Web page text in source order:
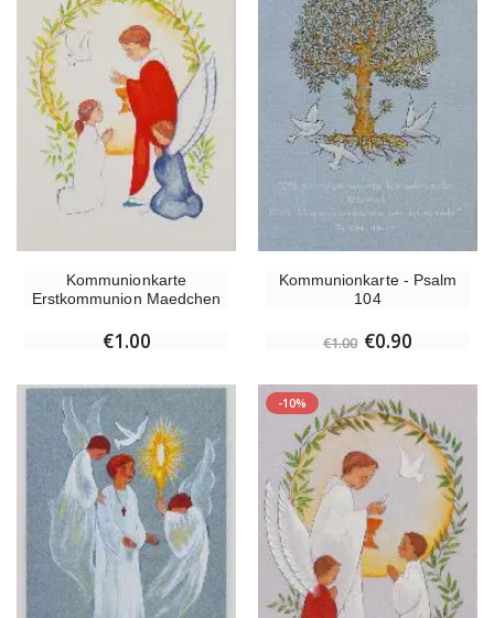
Kommunionkarte
Erstkommunion Maedchen
€1.00
Kommunionkarte - Psalm
104
€1.00 €0.90
-10%